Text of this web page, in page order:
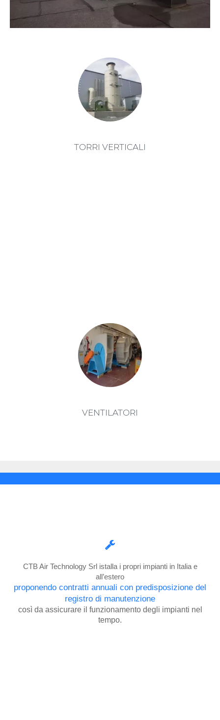
TORRI VERTICALI
VENTILATORI
CTB Air Technology Srl istalla i propri impianti in Italia e
all’estero
proponendo contratti annuali con predisposizione del
registro di manutenzione
così da assicurare il funzionamento degli impianti nel
tempo.